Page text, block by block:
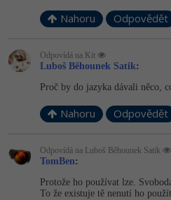
Nahoru Odpovědět
Odpovídá na Kit
Luboš Běhounek Satik:
Proč by do jazyka dávali něco,
Nahoru Odpovědět
Odpovídá na Luboš Běhounek Satik
TomBen:
Protože ho používat lze.
To že existuje tě nenutí ho